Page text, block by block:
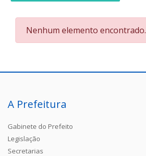
Nenhum elemento encontrado.
A Prefeitura
Gabinete do Prefeito
Legislação
Secretarias